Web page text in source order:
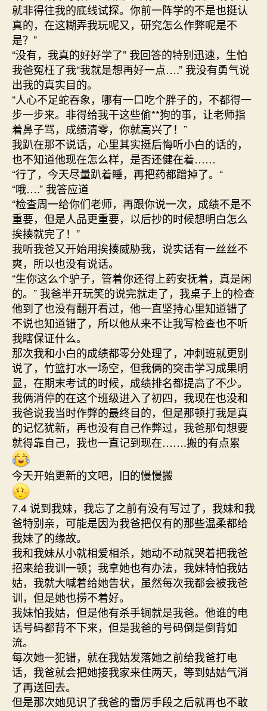
就非得往我的底线试探。你前一阵学的不是也挺认
真的，在这糊弄我玩呢又，研究怎么作弊呢是不
是？”
“没有，我真的好好学了” 我回答的特别迅速，生怕
我爸冤枉了我“我就是想再好一点….” 我没有勇气说
出我的真实目的。
“人心不足蛇吞象，哪有一口吃个胖子的，不都得一
步一步来。非得给我干这些偷**狗的事，让老师指
着鼻子骂，成绩清零，你就高兴了！”
我趴在那不说话，心里其实挺后悔听小白的话的，
也不知道他现在怎么样，是否还健在着……
“行了，今天尽量趴着睡，再把药都蹭掉了。“
“哦….” 我答应道
“检查周一给你们老师，再跟你说一次，成绩不是不
重要，但是人品更重要，以后抄的时候想明白怎么
挨揍就完了！”
我听我爸又开始用挨揍威胁我，说实话有一丝丝不
爽，所以也没有说话。
“生你这么个驴子，管着你还得上药安抚着，真是闲
的。” 我爸半开玩笑的说完就走了，我桌子上的检查
他到了也没有翻开看过，他一直坚持心里知道错了
不说也知道错了，所以他从来不让我写检查也不听
我瞎保证什么。
那次我和小白的成绩都零分处理了，冲刺班就更别
说了，竹篮打水一场空，但我俩的突击学习成果明
显，在期末考试的时候，成绩排名都提高了不少。
我俩消停的在这个班级进入了初四，我现在也没和
我爸说我当时作弊的最终目的，但是那顿打我是真
的记忆犹新，再也没有自己作弊过，我爸那句想要
就得靠自己，我也一直记到现在…….搬的有点累
今天开始更新的文吧，旧的慢慢搬
7.4 说到我妹，我忘了之前有没有写过了，我妹和我
爸特别亲，可能是因为我爸把仅有的那些温柔都给
我妹了的缘故。
我和我妹从小就相爱相杀，她动不动就哭着把我爸
招来给我训一顿；我拿她也有办法，我妹特怕我姑
姑，我就大喊着给她告状，虽然每次我都会被我爸
训，但是她也捞不着好。
我妹怕我姑，但是他有杀手锏就是我爸。他谁的电
话号码都背不下来，但是我爸的号码倒是倒背如
流。
每次她一犯错，就在我姑发落她之前给我爸打电
话，我爸就会把她接我家来住两天，等到姑姑气消
了再送回去。
但是那次她见识了我爸的雷厉手段之后就再也不敢